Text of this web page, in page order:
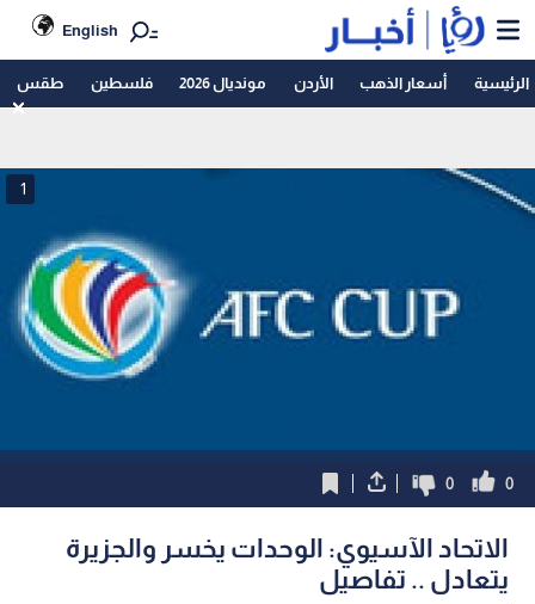
English
الرئيسية أسعار الذهب الأردن مونديال 2026 فلسطين طقس
1
0
0
الاتحاد الآسيوي: الوحدات يخسر والجزيرة
يتعادل .. تفاصيل